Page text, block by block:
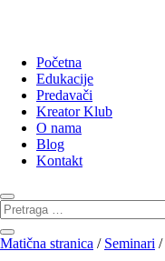
Početna
Edukacije
Predavači
Kreator Klub
O nama
Blog
Kontakt
Matična stranica / Seminari /